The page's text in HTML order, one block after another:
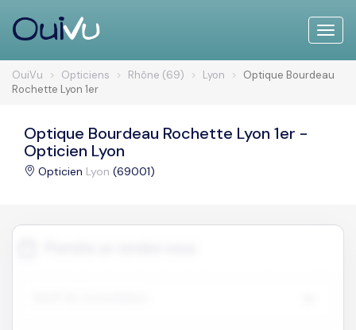
Toggle
OuiVu Opticiens Rhône (69) Lyon
Optique Bourdeau
Rochette Lyon 1er
Optique Bourdeau Rochette Lyon 1er -
Opticien Lyon
Opticien Lyon (69001)